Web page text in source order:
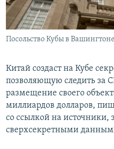
Посольство Кубы в
Китай создаст на Кубе
позволяющую следить за
размещение своего
миллиардов долларов,
со ссылкой на источники,
сверхсекретными